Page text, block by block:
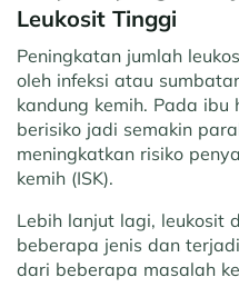
Leukosit Tinggi
Peningkatan jumlah
oleh infeksi atau
kandung kemih. Pada
berisiko jadi semakin
meningkatkan risiko
kemih (ISK).
Lebih lanjut lagi, leukosit
beberapa jenis dan
dari beberapa masalah